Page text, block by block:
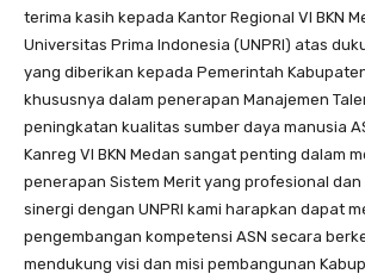
terima kasih kepada Kantor Regional VI BKN
Universitas Prima Indonesia (UNPRI) atas
yang diberikan kepada Pemerintah
khususnya dalam penerapan Manajemen
peningkatan kualitas sumber daya manusia
Kanreg VI BKN Medan sangat penting dalam
penerapan Sistem Merit yang profesional
sinergi dengan UNPRI kami harapkan dapat
pengembangan kompetensi ASN secara
mendukung visi dan misi pembangunan